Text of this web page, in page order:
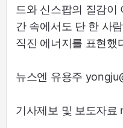
드와 신스팝의 질감이
간 속에서도 단 한 사
직진 에너지를 표현했
뉴스엔 유용주
기사제보 및 보도자